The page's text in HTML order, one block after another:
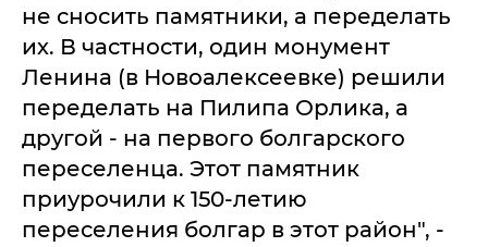
не сносить памятники, а переделать
их. В частности, один монумент
Ленина (в Новоалексеевке) решили
переделать на Пилипа Орлика, а
другой - на первого болгарского
переселенца. Этот памятник
приурочили к 150-летию
переселения болгар в этот район", -